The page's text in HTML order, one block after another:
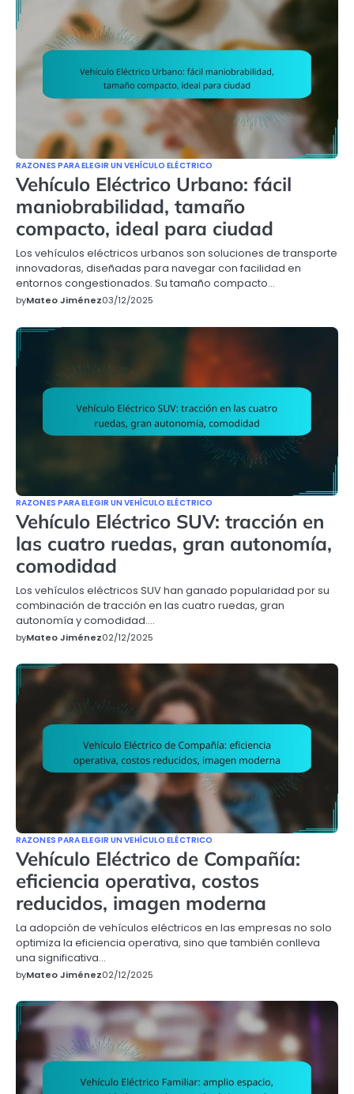
RAZONES PARA ELEGIR UN VEHÍCULO ELÉCTRICO
Vehículo Eléctrico Urbano: fácil
maniobrabilidad, tamaño
compacto, ideal para ciudad
Los vehículos eléctricos urbanos son soluciones de transporte
innovadoras, diseñadas para navegar con facilidad en
entornos congestionados. Su tamaño compacto…
byMateo Jiménez03/12/2025
RAZONES PARA ELEGIR UN VEHÍCULO ELÉCTRICO
Vehículo Eléctrico SUV: tracción en
las cuatro ruedas, gran autonomía,
comodidad
Los vehículos eléctricos SUV han ganado popularidad por su
combinación de tracción en las cuatro ruedas, gran
autonomía y comodidad.…
byMateo Jiménez02/12/2025
RAZONES PARA ELEGIR UN VEHÍCULO ELÉCTRICO
Vehículo Eléctrico de Compañía:
eficiencia operativa, costos
reducidos, imagen moderna
La adopción de vehículos eléctricos en las empresas no solo
optimiza la eficiencia operativa, sino que también conlleva
una significativa…
byMateo Jiménez02/12/2025